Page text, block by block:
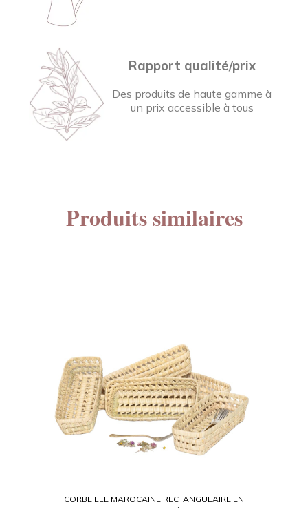
Rapport qualité/prix
Des produits de haute gamme à
un prix accessible à tous
Produits similaires
CORBEILLE MAROCAINE RECTANGULAIRE EN